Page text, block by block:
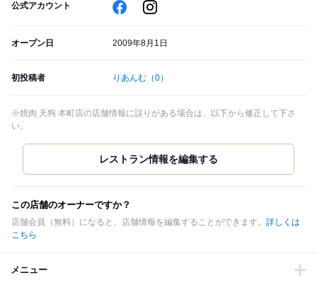
公式アカウント
オープン日 2009年8月1日
初投稿者 りあんむ （0）
※焼肉 天狗 本町店の店舗情報に誤りがある場合は、以下から修正して下さ
い。
この店舗のオーナーですか？
店舗会員（無料）になると、店舗情報を編集することができます。 詳しくは
こちら
メニュー